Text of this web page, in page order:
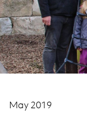
May 2019